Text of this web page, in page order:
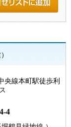
央線本町駅徒歩利
4